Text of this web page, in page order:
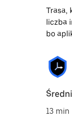
Trasa,
liczba
bo
13 min